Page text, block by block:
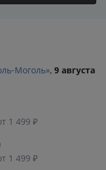
, 9 августа
1 499 ₽
1 499 ₽